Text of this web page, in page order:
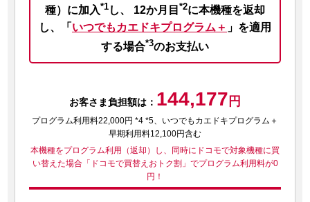
種）に加入*1 し、 12か月目 *2に本機種を返却
し、
「 いつでもカエドキプログラム＋ 」を適用
する場合*3のお支払い
お客さま負担額は： 144,177 円
プログラム利用料22,000円 *4 *5、いつでもカエドキプログラム＋
早期利用料12,100円含む
本機種をプログラム利用（返却）し、同時にドコモで対象機種に買
い替えた場合「ドコモで買替えおトク割」でプログラム利用料が0
円！